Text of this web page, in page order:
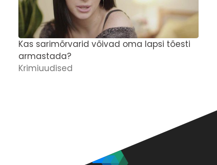
Kas sarimõrvarid võivad oma lapsi tõesti
armastada?
Krimiuudised